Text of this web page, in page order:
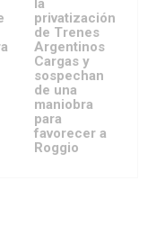
la
privatización
de Trenes
Argentinos
Cargas y
sospechan
de una
maniobra
para
favorecer a
Roggio